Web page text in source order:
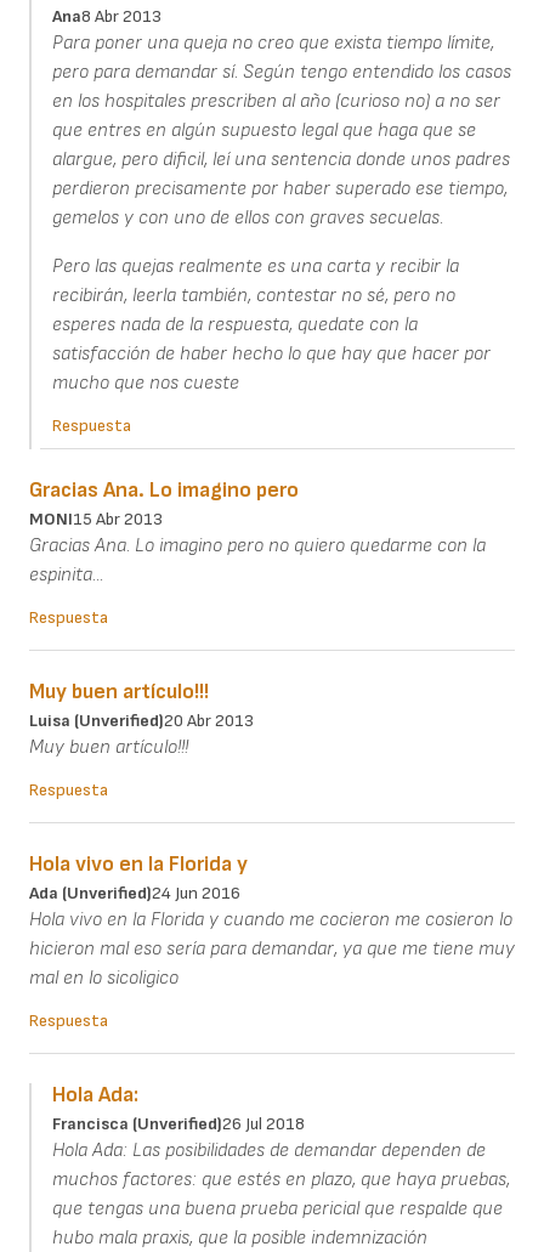
Ana8 Abr 2013
Para poner una queja no creo que exista tiempo límite,
pero para demandar sí. Según tengo entendido los casos
en los hospitales prescriben al año (curioso no) a no ser
que entres en algún supuesto legal que haga que se
alargue, pero dificil, leí una sentencia donde unos padres
perdieron precisamente por haber superado ese tiempo,
gemelos y con uno de ellos con graves secuelas.
Pero las quejas realmente es una carta y recibir la
recibirán, leerla también, contestar no sé, pero no
esperes nada de la respuesta, quedate con la
satisfacción de haber hecho lo que hay que hacer por
mucho que nos cueste
Respuesta
Gracias Ana. Lo imagino pero
MONI15 Abr 2013
Gracias Ana. Lo imagino pero no quiero quedarme con la
espinita...
Respuesta
Muy buen artículo!!!
Luisa (unverified)20 Abr 2013
Muy buen artículo!!!
Respuesta
Hola vivo en la Florida y
Ada (unverified)24 Jun 2016
Hola vivo en la Florida y cuando me cocieron me cosieron lo
hicieron mal eso sería para demandar, ya que me tiene muy
mal en lo sicoligico
Respuesta
Hola Ada:
Francisca (unverified)26 Jul 2018
Hola Ada: Las posibilidades de demandar dependen de
muchos factores: que estés en plazo, que haya pruebas,
que tengas una buena prueba pericial que respalde que
hubo mala praxis, que la posible indemnización